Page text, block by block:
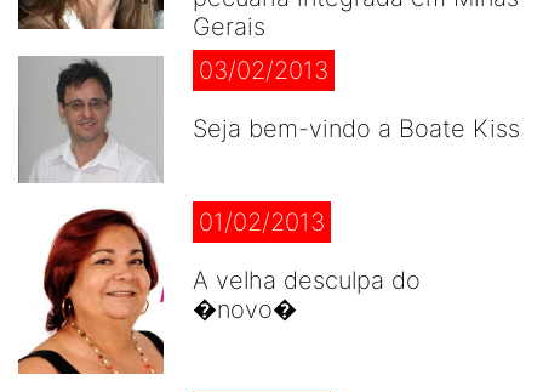
Gerais
03/02/2013
Seja bem-vindo a Boate Kiss
01/02/2013
A velha desculpa do
�novo�